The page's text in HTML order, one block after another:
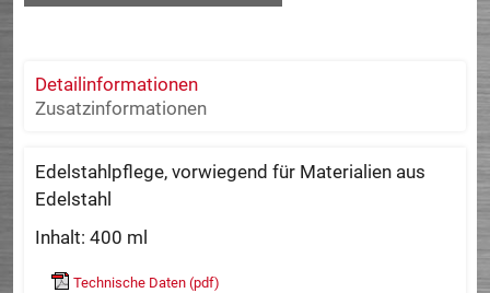
Detailinformationen
Zusatzinformationen
Edelstahlpflege, vorwiegend für Materialien aus
Edelstahl
Inhalt: 400 ml
Technische Daten (pdf)